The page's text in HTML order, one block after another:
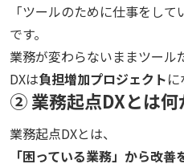
「ツールのために仕事をして
です。
業務が変わらないままツール
DXは負担増加プロジェクトに
② 業務起点DXとは何
業務起点DXとは、
「困っている業務」から改善